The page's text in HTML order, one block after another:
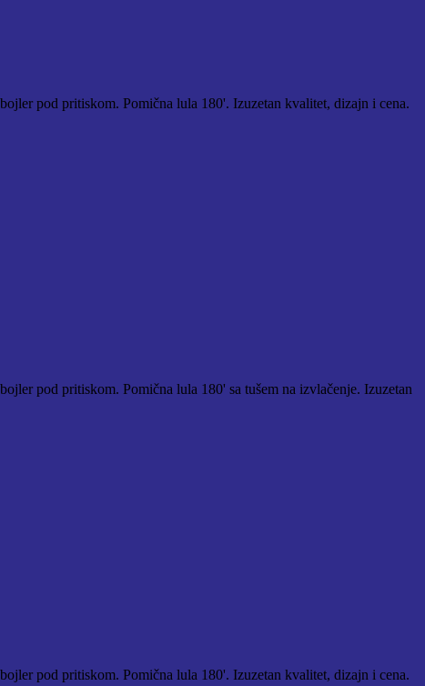
pod pritiskom. Pomična lula 180'. Izuzetan kvalitet, dizajn i cena.
pod pritiskom. Pomična lula 180' sa tušem na izvlačenje. Izuzetan
pod pritiskom. Pomična lula 180'. Izuzetan kvalitet, dizajn i cena.